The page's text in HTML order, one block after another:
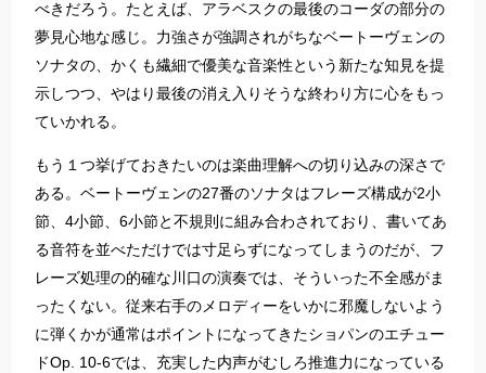
べきだろう。たとえば、アラベスクの最後のコーダの部分の
夢見心地な感じ。力強さが強調されがちなベートーヴェンの
ソナタの、かくも繊細で優美な音楽性という新たな知見を提
示しつつ、やはり最後の消え入りそうな終わり方に心をもっ
ていかれる。
もう１つ挙げておきたいのは楽曲理解への切り込みの深さで
ある。ベートーヴェンの27番のソナタはフレーズ構成が2小
節、4小節、6小節と不規則に組み合わされており、書いてあ
る音符を並べただけでは寸足らずになってしまうのだが、フ
レーズ処理の的確な川口の演奏では、そういった不全感がま
ったくない。従来右手のメロディーをいかに邪魔しないよう
に弾くかが通常はポイントになってきたショパンのエチュー
ドOp. 10-6では、充実した内声がむしろ推進力になっている